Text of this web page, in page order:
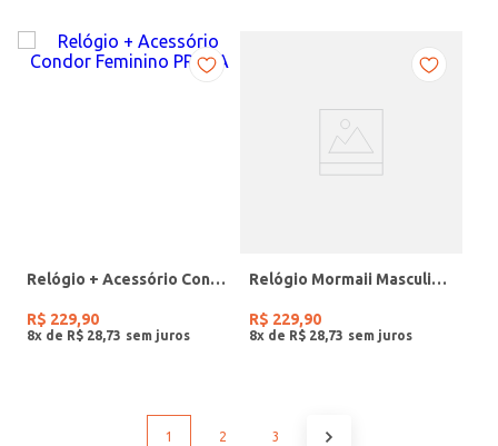
Relógio + Acessório Condor Feminino PRATA
R$ 229,90
8x de R$ 28 73
Relógio Mormaii Masculino PRETO
R$ 229,90
8x de R$ 28 73
1 2 3